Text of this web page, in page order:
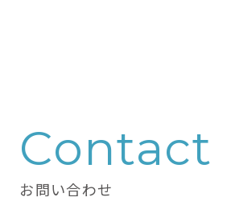
Contact
お問い合わせ